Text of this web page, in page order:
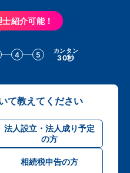
紹介可能！
4 5 カンタン
30秒
て教えてください
法人設立・法人成り予定
の方
相続税申告の方